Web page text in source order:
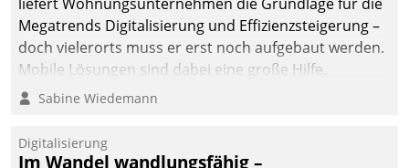
Megatrends Digitalisierung und Effizienzsteigerung –
doch vielerorts muss er erst noch aufgebaut werden.
Mobile Lösungen sind dabei eine große Hilfe.
Sabine Wiedemann
Digitalisierung
Im Wandel wandlungsfähig –